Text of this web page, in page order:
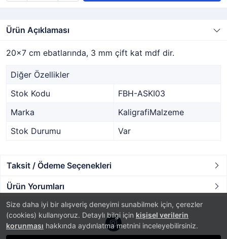
Size daha iyi bir alışveriş deneyimi sunabilmek için, çerezler
(cookies) kullanıyoruz. Detaylı bilgi için kişisel verilerin
korunması hakkında aydınlatma metnini inceleyebilirsiniz.
Ürün Açıklaması
20x7 cm ebatlarında, 3 mm çift kat mdf dir.
Diğer Özellikler
Stok Kodu
FBH-ASKI03
Marka
KaligrafiMalzeme
Stok Durumu
Var
Taksit / Ödeme Seçenekleri
Ürün Yorumları